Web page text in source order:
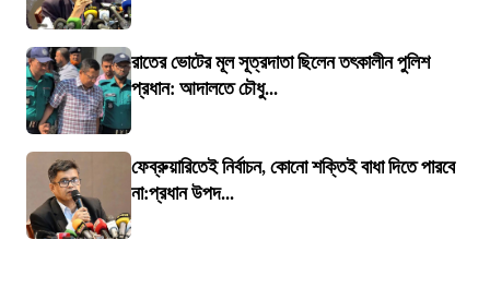
রাতের ভোটের মূল সূত্রদাতা ছিলেন তৎকালীন পুলিশ
প্রধান: আদালতে চৌধু...
ফেব্রুয়ারিতেই নির্বাচন, কোনো শক্তিই বাধা দিতে পারবে
না:প্রধান উপদ...